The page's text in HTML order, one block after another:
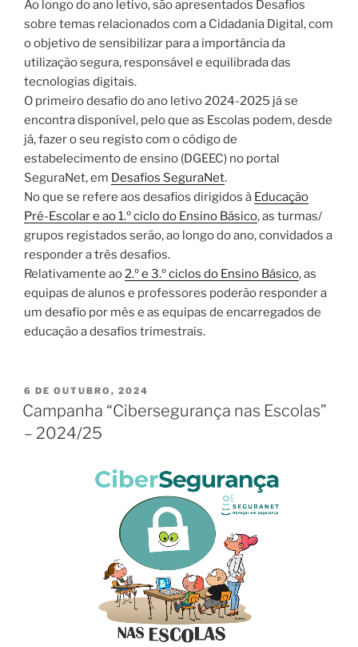
Ao longo do ano letivo, são apresentados Desafios
sobre temas relacionados com a Cidadania Digital, com
o objetivo de sensibilizar para a importância da
utilização segura, responsável e equilibrada das
tecnologias digitais.
O primeiro desafio do ano letivo 2024-2025 já se
encontra disponível, pelo que as Escolas podem, desde
já, fazer o seu registo com o código de
estabelecimento de ensino (DGEEC) no portal
SeguraNet, em Desafios SeguraNet.
No que se refere aos desafios dirigidos à Educação
Pré-Escolar e ao 1.º ciclo do Ensino Básico, as turmas/
grupos registados serão, ao longo do ano, convidados a
responder a três desafios.
Relativamente ao2.º e 3.º ciclos do Ensino Básico, as
equipas de alunos e professores poderão responder a
um desafio por mês e as equipas de encarregados de
educação a desafios trimestrais.
PUBLICADO
EM
6 DE OUTUBRO, 2024
Campanha “Cibersegurança nas Escolas”
– 2024/25